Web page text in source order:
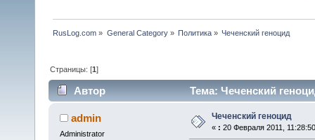
RusLog.com » General Category» Политика» Чеченский геноцид
Страницы: [1]
Автор Тема: Чеченский
admin
Administrator
Чеченский геноцид
« : 20 Февраля 2011,